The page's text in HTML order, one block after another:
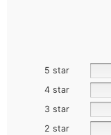
5 star
4 star
3 star
2 star